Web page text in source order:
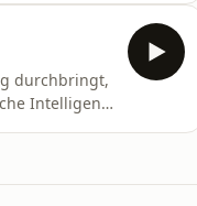
durchbringt,
Intelligenz.
Zeit im